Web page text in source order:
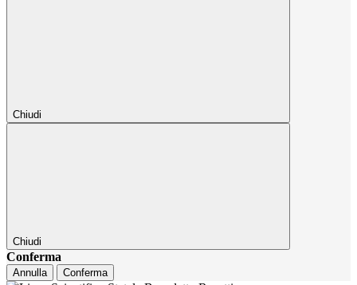
Chiudi
Chiudi
Conferma
Annulla Conferma